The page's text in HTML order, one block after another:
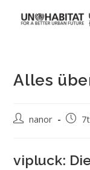
Alles
nanor
vipluck: